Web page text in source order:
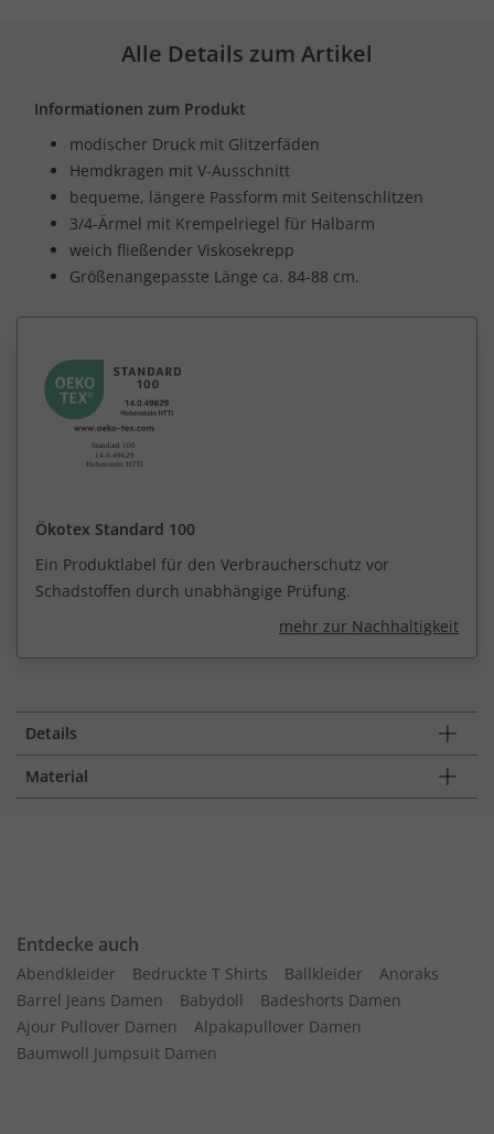
Alle Details zum Artikel
Informationen zum Produkt
modischer Druck mit Glitzerfäden
Hemdkragen mit V-Ausschnitt
bequeme, längere Passform mit Seitenschlitzen
3/4-Ärmel mit Krempelriegel für Halbarm
weich fließender Viskosekrepp
Größenangepasste Länge ca. 84-88 cm.
Ökotex Standard 100
Ein Produktlabel für den Verbraucherschutz vor
Schadstoffen durch unabhängige Prüfung.
mehr zur Nachhaltigkeit
Details
Material
Entdecke auch
Abendkleider Bedruckte T Shirts Ballkleider
Anoraks
Barrel Jeans Damen
Babydoll
Badeshorts Damen
Ajour Pullover Damen
Alpakapullover Damen
Baumwoll Jumpsuit Damen